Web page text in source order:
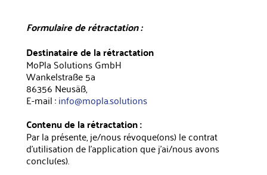
Formulaire de rétractation :
Destinataire de la rétractation
MoPla Solutions GmbH
Wankelstraße 5a
86356 Neusäß,
E-mail :info@mopla.solutions
Contenu de la rétractation :
Par la présente, je/nous révoque(ons) le contrat
d'utilisation de l'application que j'ai/nous avons
conclu(es).